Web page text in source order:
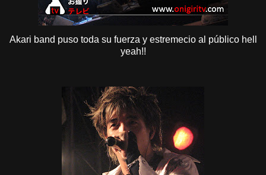
Akari band puso toda su fuerza y estremecio al público hell
yeah!!